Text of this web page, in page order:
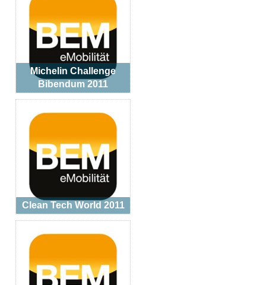
Michelin Challenge
Bibendum 2011
Clean Tech World 2011